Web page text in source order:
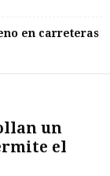
en carreteras
un
el